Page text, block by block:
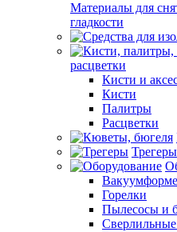
Материалы для
гладкости
расцветки
Кисти и
Кисти
Палитры
Расцветки
Трегеры
Горелки
Пылесосы и
Сверлильные